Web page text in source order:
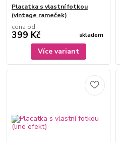
Placatka s vlastní fotkou
(vintage rameček)
cena od
399 Kč skladem
Více variant